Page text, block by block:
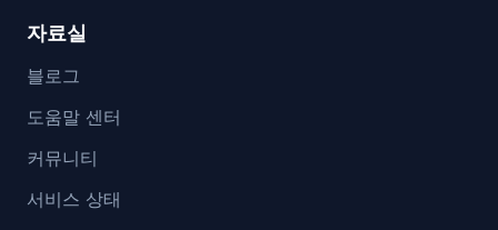
자료실
블로그
도움말 센터
커뮤니티
서비스 상태